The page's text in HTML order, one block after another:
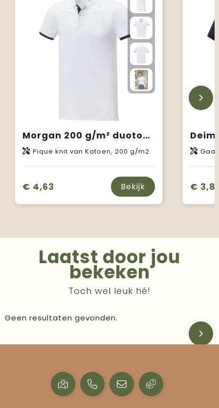
Morgan 200 g/m² duotone herenpolo met korte mouwen
Pique knit van Katoen, 200 g/m2
€ 4,63 Bekijk
Gaas
€
Laatst door jou
bekeken
Toch wel leuk hé!
Geen resultaten gevonden.